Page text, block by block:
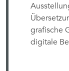
grafische
digitale